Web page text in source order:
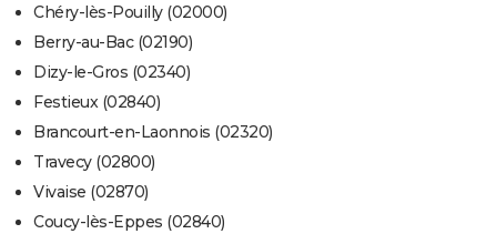
Chéry-lès-Pouilly (02000)
Berry-au-Bac (02190)
Dizy-le-Gros (02340)
Festieux (02840)
Brancourt-en-Laonnois (02320)
Travecy (02800)
Vivaise (02870)
Coucy-lès-Eppes (02840)